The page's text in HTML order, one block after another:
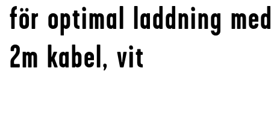
för optimal laddning med
2m kabel, vit